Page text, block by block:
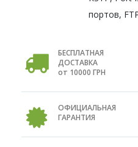
портов,
БЕСПЛАТНАЯ
ДОСТАВКА
от 10000 ГРН
ОФИЦИАЛЬНАЯ
ГАРАНТИЯ